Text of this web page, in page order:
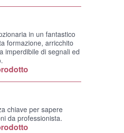
in un fantastico
formazione, arricchito
imperdibile di segnali ed
chiave per sapere
da professionista.